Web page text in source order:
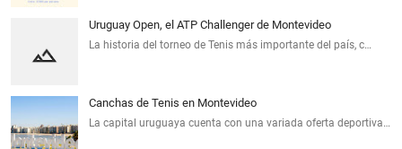
Uruguay Open, el ATP Challenger de Montevideo
La historia del torneo de Tenis más importante del país, c…
Canchas de Tenis en Montevideo
La capital uruguaya cuenta con una variada oferta deportiva…